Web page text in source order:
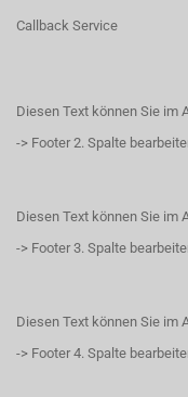
Callback Service
Diesen Text können Sie im
-> Footer 2. Spalte
Diesen Text können Sie im
-> Footer 3. Spalte
Diesen Text können Sie im
-> Footer 4. Spalte